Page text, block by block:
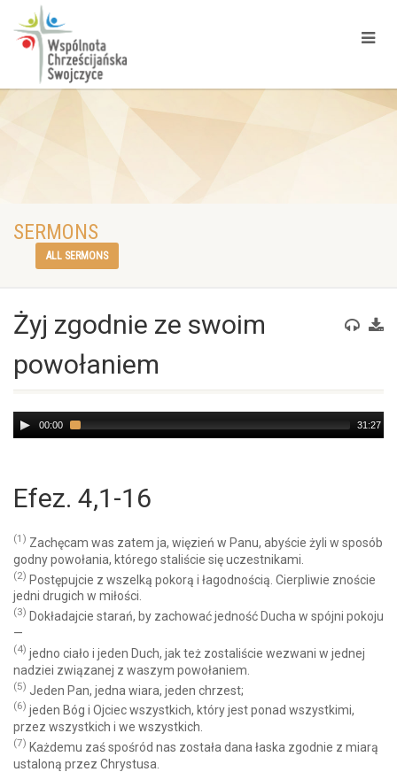
SERMONS
ALL SERMONS
Żyj zgodnie ze swoim
powołaniem
Audio
Player
00:00 31:27
Efez. 4,1-16
(1) Zachęcam was zatem ja, więzień w Panu, abyście żyli w sposób
godny powołania, którego staliście się uczestnikami.
(2) Postępujcie z wszelką pokorą i łagodnością. Cierpliwie znoście
jedni drugich w miłości.
(3) Dokładajcie starań, by zachować jedność Ducha w spójni pokoju
—
(4) jedno ciało i jeden Duch, jak też zostaliście wezwani w jednej
nadziei związanej z waszym powołaniem.
(5) Jeden Pan, jedna wiara, jeden chrzest;
(6) jeden Bóg i Ojciec wszystkich, który jest ponad wszystkimi,
przez wszystkich i we wszystkich.
(7) Każdemu zaś spośród nas została dana łaska zgodnie z miarą
ustaloną przez Chrystusa.